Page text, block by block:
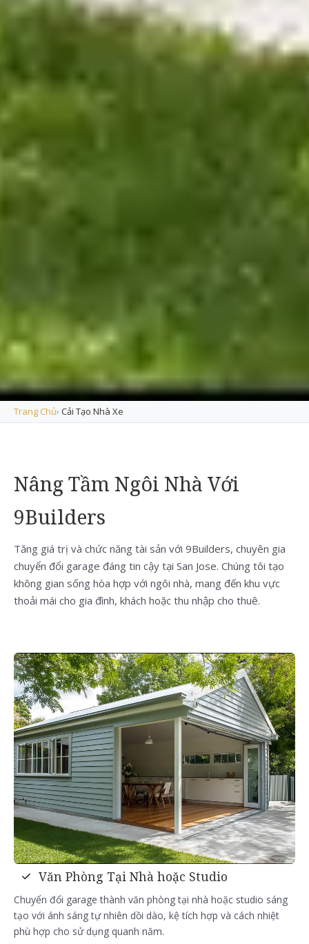
Trang Chủ› Cải Tạo Nhà Xe
Nâng Tầm Ngôi Nhà Với
9Builders
Tăng giá trị và chức năng tài sản với 9Builders, chuyên gia
chuyển đổi garage đáng tin cậy tại San Jose. Chúng tôi tạo
không gian sống hòa hợp với ngôi nhà, mang đến khu vực
thoải mái cho gia đình, khách hoặc thu nhập cho thuê.
Văn Phòng Tại Nhà hoặc Studio
Chuyển đổi garage thành văn phòng tại nhà hoặc studio sáng
tạo với ánh sáng tự nhiên dồi dào, kệ tích hợp và cách nhiệt
phù hợp cho sử dụng quanh năm.